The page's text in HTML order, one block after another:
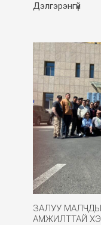
Дэлгэрэнгүй
ЗАЛУУ
АМЖИЛТТАЙ